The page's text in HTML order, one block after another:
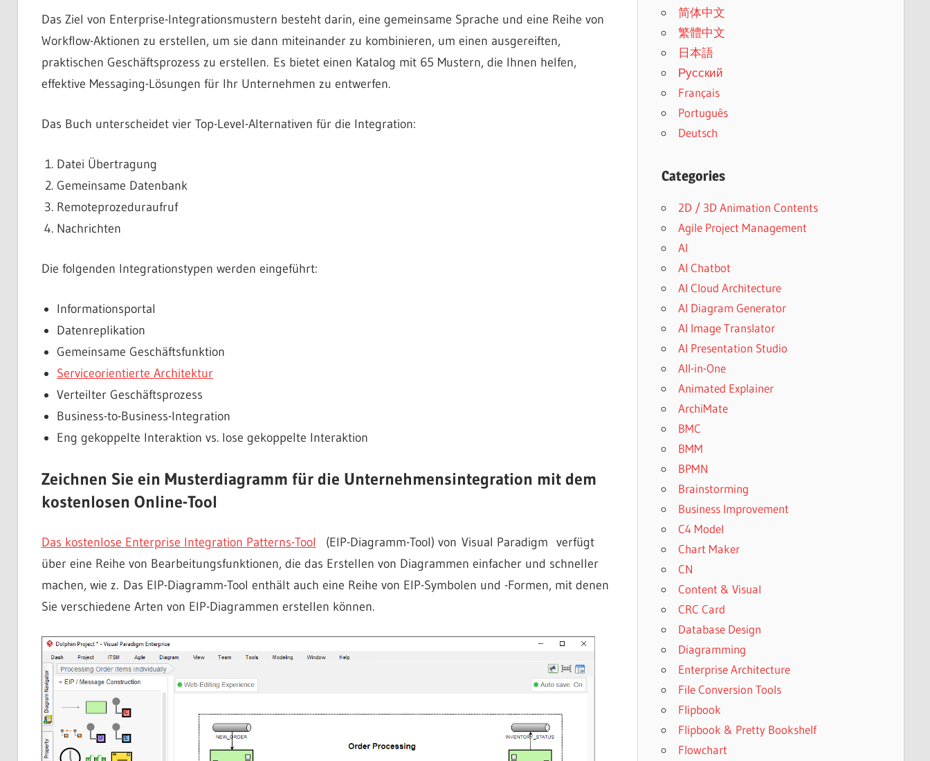
Das Ziel von Enterprise-Integrationsmustern besteht darin, eine gemeinsame Sprache und eine Reihe von
Workflow-Aktionen zu erstellen, um sie dann miteinander zu kombinieren, um einen ausgereiften,
praktischen Geschäftsprozess zu erstellen. Es bietet einen Katalog mit 65 Mustern, die Ihnen helfen,
effektive Messaging-Lösungen für Ihr Unternehmen zu entwerfen.
Das Buch unterscheidet vier Top-Level-Alternativen für die Integration:
Datei Übertragung
Gemeinsame Datenbank
Remoteprozeduraufruf
Nachrichten
Die folgenden Integrationstypen werden eingeführt:
Informationsportal
Datenreplikation
Gemeinsame Geschäftsfunktion
Serviceorientierte Architektur
Verteilter Geschäftsprozess
Business-to-Business-Integration
Eng gekoppelte Interaktion vs. lose gekoppelte Interaktion
Zeichnen Sie ein Musterdiagramm für die Unternehmensintegration mit dem
kostenlosen Online-Tool
Das kostenlose Enterprise Integration Patterns-Tool (EIP-Diagramm-Tool) von Visual Paradigm verfügt
über eine Reihe von Bearbeitungsfunktionen, die das Erstellen von Diagrammen einfacher und schneller
machen, wie z. Das EIP-Diagramm-Tool enthält auch eine Reihe von EIP-Symbolen und -Formen, mit denen
Sie verschiedene Arten von EIP-Diagrammen erstellen können.
简体中文
繁體中文
日本語
Русский
Français
Português
Deutsch
Categories
2D / 3D Animation Contents
Agile Project Management
AI
AI Chatbot
AI Cloud Architecture
AI Diagram Generator
AI Image Translator
AI Presentation Studio
All-in-One
Animated Explainer
ArchiMate
BMC
BMM
BPMN
Brainstorming
Business Improvement
C4 Model
Chart Maker
CN
Content & Visual
CRC Card
Database Design
Diagramming
Enterprise Architecture
File Conversion Tools
Flipbook
Flipbook & Pretty Bookshelf
Flowchart